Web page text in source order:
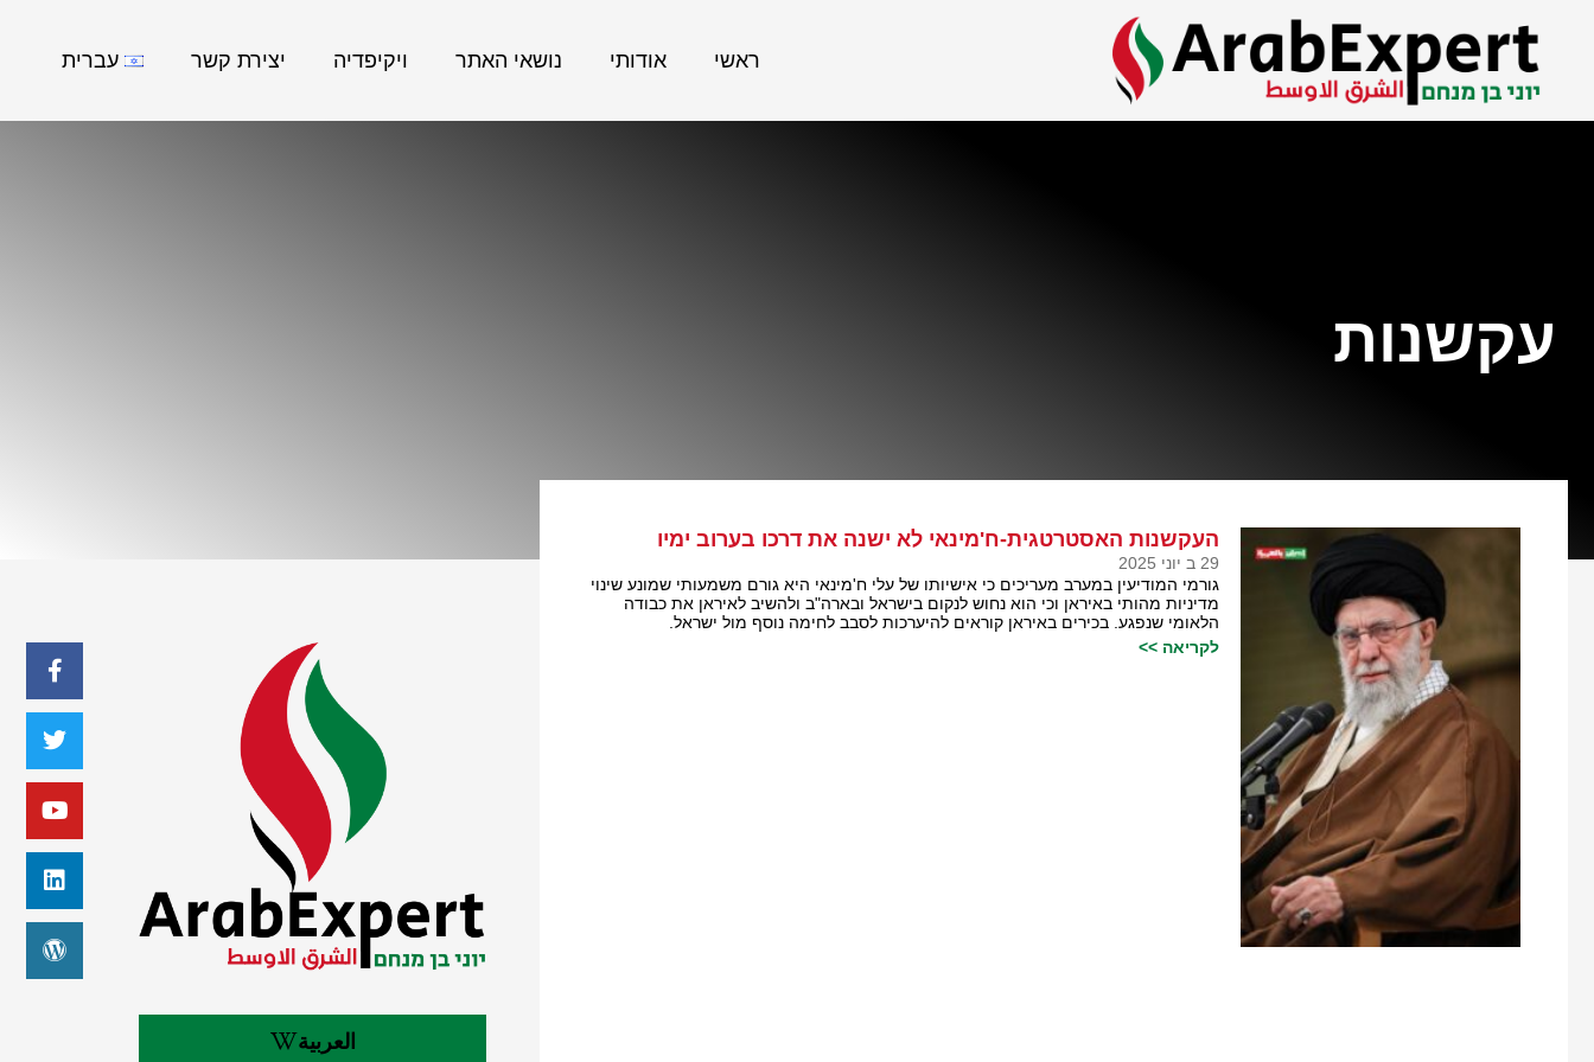
ראשי אודותי נושאי האתר ויקיפדיה יצירת קשר עברית
עקשנות
העקשנות האסטרטגית-ח'מינאי לא ישנה את דרכו בערוב ימיו
29 ב יוני 2025
גורמי המודיעין במערב מעריכים כי אישיותו של עלי ח'מינאי היא גורם משמעותי שמונע שינוי
מדיניות מהותי באיראן וכי הוא נחוש לנקום בישראל ובארה"ב ולהשיב לאיראן את כבודה
הלאומי שנפגע. בכירים באיראן קוראים להיערכות לסבב לחימה נוסף מול ישראל.
לקריאה >>
العربية